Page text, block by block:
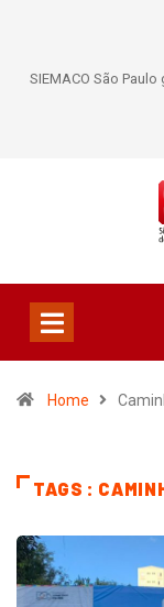
SIEMACO São
Home
TAGS :